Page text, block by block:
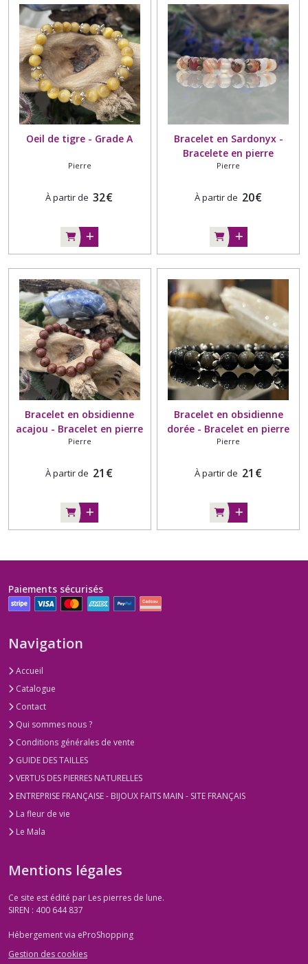
Oeil de tigre - Grade A
Pierre
À partir de 32€
Bracelet en Sardonyx -
Bracelete en pierre
naturelle. Grade A -
Pierre
À partir de 20€
Bracelet en obsidienne
acajou - Bracelet en pierre
naturelle
Pierre
À partir de 21 €
Bracelet en obsidienne
dorée - Bracelet en pierre
naturelle
Pierre
À partir de 21 €
Paiements sécurisés
Navigation
Accueil
Catalogue
Contact
Qui sommes nous ?
Conditions générales de vente
GUIDE DES TAILLES
VERTUS DES PIERRES NATURELLES
ENTREPRISE FRANÇAISE - BIJOUX FAITS MAIN - SITE FRANÇAIS
La fleur de vie
Le Mala
Mentions légales
Ce site est édité par Les pierres de lune.
SIREN : 400 644 837
Hébergement via eProShopping
Gestion des cookies